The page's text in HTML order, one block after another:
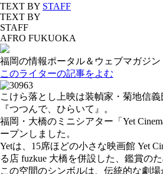
TEXT BY STAFF
TEXT BY
STAFF
AFRO FUKUOKA
福岡の情報ポータル＆ウェブマガジン
このライターの記事をよむ
こけら落とし上映は装幀家・菊地信
『つつんで、ひらいて』。
福岡・大橋のミニシアター「Yet
ープンしました。
Yetは、15席ほどの小さな映画館 Yet
る店 fuzkue 大橋を併設した、鑑賞の
この空間のシンボルは、伝統的な劇